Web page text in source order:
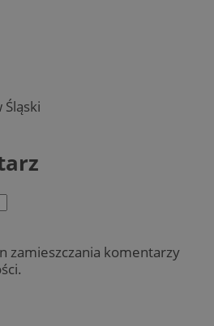
Śląski
zamieszczania komentarzy